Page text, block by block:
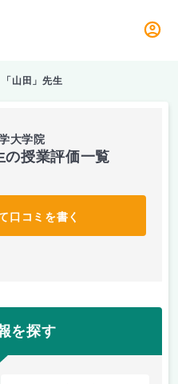
「山田」先生
大学院
の授業評価一覧
口コミを書く
を探す